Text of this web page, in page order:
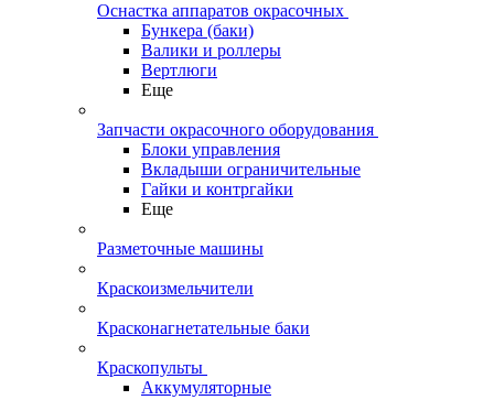
Оснастка аппаратов окрасочных
Бункера (баки)
Валики и роллеры
Вертлюги
Еще
Запчасти окрасочного оборудования
Блоки управления
Вкладыши ограничительные
Гайки и контргайки
Еще
Разметочные машины
Краскоизмельчители
Красконагнетательные баки
Краскопульты
Аккумуляторные